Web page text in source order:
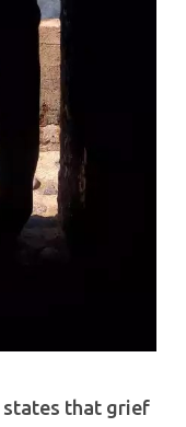
states that grief